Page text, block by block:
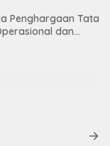
Penghargaan Tata
dan